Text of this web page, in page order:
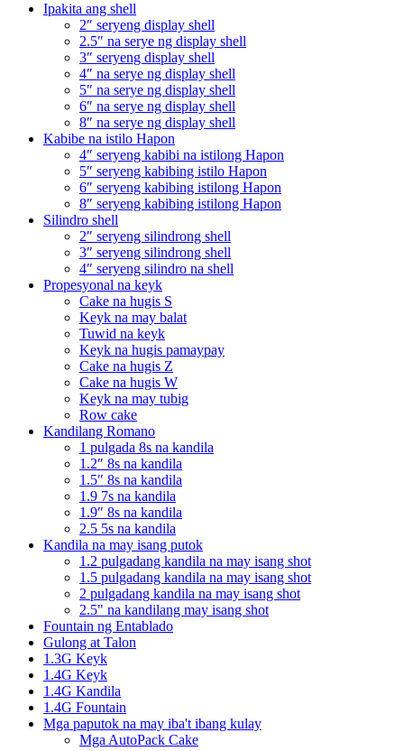
Ipakita ang shell
2″ seryeng display shell
2.5″ na serye ng display shell
3″ seryeng display shell
4″ na serye ng display shell
5″ na serye ng display shell
6″ na serye ng display shell
8″ na serye ng display shell
Kabibe na istilo Hapon
4″ seryeng kabibi na istilong Hapon
5″ seryeng kabibing istilo Hapon
6″ seryeng kabibing istilong Hapon
8″ seryeng kabibing istilong Hapon
Silindro shell
2″ seryeng silindrong shell
3″ seryeng silindrong shell
4″ seryeng silindro na shell
Propesyonal na keyk
Cake na hugis S
Keyk na may balat
Tuwid na keyk
Keyk na hugis pamaypay
Cake na hugis Z
Cake na hugis W
Keyk na may tubig
Row cake
Kandilang Romano
1 pulgada 8s na kandila
1.2″ 8s na kandila
1.5″ 8s na kandila
1.9 7s na kandila
1.9″ 8s na kandila
2.5 5s na kandila
Kandila na may isang putok
1.2 pulgadang kandila na may isang shot
1.5 pulgadang kandila na may isang shot
2 pulgadang kandila na may isang shot
2.5" na kandilang may isang shot
Fountain ng Entablado
Gulong at Talon
1.3G Keyk
1.4G Keyk
1.4G Kandila
1.4G Fountain
Mga paputok na may iba't ibang kulay
Mga AutoPack Cake